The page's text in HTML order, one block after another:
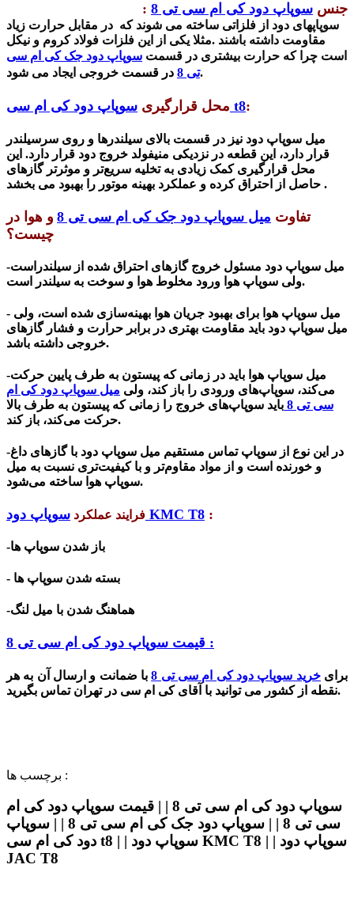
جنس سوپاپ دود کی ام سی تی 8 :
سوپاپهای دود از فلزاتی ساخته می شوند که در مقابل حرارت زیاد
مقاومت داشته باشند .مثلا یکی از این فلزات فولاد کروم و نیکل
است چرا که حرارت بیشتری در قسمت سوپاپ دود جک کی ام سی
تی 8
در قسمت خروجی ایجاد می شود.
محل قرارگیری سوپاپ دود کی ام سی t8:
میل سوپاپ دود نیز در قسمت بالای سیلندرها و روی سرسیلندر
قرار دارد، این قطعه در نزدیکی منیفولد خروج دود قرار دارد. این
محل قرارگیری کمک زیادی به تخلیه سریع‌تر و موثرتر گازهای
حاصل از احتراق کرده و عملکرد بهینه موتور را بهبود می بخشد .
تفاوت میل سوپاپ دود جک کی ام سی تی 8
و هوا در
چیست؟
-میل سوپاپ دود مسئول خروج گازهای احتراق شده از سیلندراست
ولی سوپاپ هواورود مخلوط هوا و سوخت به سیلندر است.
- میل سوپاپ هوا برای بهبود جریان هوا بهینه‌سازی شده است، ولی
میل سوپاپ دود باید مقاومت بهتری در برابر حرارت و فشار گازهای
خروجی داشته باشد.
-میل سوپاپ هوا باید در زمانی که پیستون به طرف پایین حرکت
می‌کند، سوپاپ‌های ورودی را باز کند، ولی میل سوپاپ دود کی ام
سی تی 8
باید سوپاپ‌های خروج را زمانی که پیستون به طرف بالا
حرکت می‌کند، باز کند.
-در این نوع از سوپاپ تماس مستقیم میل سوپاپ دود با گازهای داغ
و خورنده است و از مواد مقاوم‌تر و با کیفیت‌تری نسبت به میل
سوپاپ هوا ساخته می‌شود.
فرایند عملکرد سوپاپ دود KMC T8 :
قیمت سوپاپ دود کی ام سی تی 8 :
برایخرید سوپاپ دود کی ام سی تی 8
با ضمانت و ارسال آن به هر
نقطه از کشور می توانید با آقای کی ام سی در تهران تماس بگیرید.
برچسب ها :
سوپاپ دود کی ام سی تی 8 | | قیمت سوپاپ دود کی ام
سی تی 8 | | سوپاپ دود جک کی ام سی تی 8 | | سوپاپ
دود کی ام سی t8 | | سوپاپ دود KMC T8 | | سوپاپ دود
JAC T8